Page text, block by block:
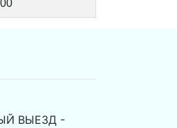
ВЫЕЗД -